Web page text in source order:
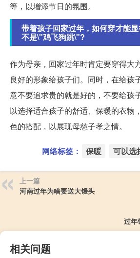
等，以增添节日的氛围。
带着孩子回家过年，如何穿才能
不是\"鸡飞狗跳\"?
作为母亲，回家过年时肯定要穿得大
良好的形象给孩子们。同时，在给孩
意不要追求贵的就是好的，不要给孩
以选择适合孩子的舒适、保暖的衣物
色的搭配，以展现母慈子孝之情。
网络标签： 保暖 可以选
上一篇
河南过年为啥要送大馒头
过年
相关问题